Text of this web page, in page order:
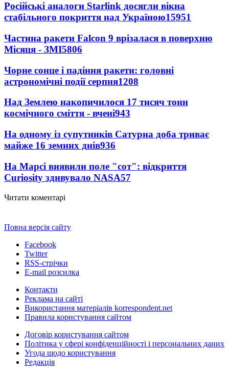
Російські аналоги Starlink досягли вікна
стабільного покриття над Україною15951
Частина ракети Falcon 9 врізалася в поверхню
Місяця - ЗМІ5806
Чорне сонце і падіння ракети: головні
астрономічні події серпня1208
Над Землею накопичилося 17 тисяч тонн
космічного сміття - вчені943
На одному із супутників Сатурна доба триває
майже 16 земних днів936
На Марсі виявили поле "сот": відкриття
Curiosity здивувало NASA57
Читати коментарі
Повна версія сайту
Facebook
Twitter
RSS-стрічки
E-mail розсилка
Контакти
Реклама на сайті
Використання матеріалів korrespondent.net
Правила користування сайтом
Договір користування сайтом
Політика у сфері конфіденційності і персональних даних
Угода щодо користування
Редакція